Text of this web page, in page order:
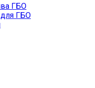
ГБО
ГБО